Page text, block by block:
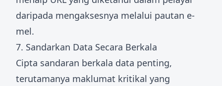
daripada mengaksesnya melalui pautan e-
mel.
7. Sandarkan Data Secara Berkala
Cipta sandaran berkala data penting,
terutamanya maklumat kritikal yang